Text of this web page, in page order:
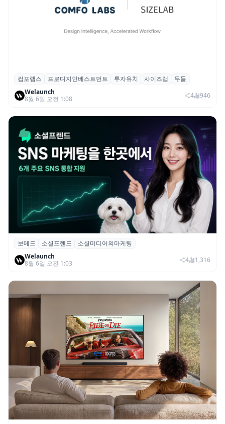
컴포랩스, 프로디지인베스트먼트로부터 시
드 투자 유치
컴포랩스 프로디지인베스트먼트 투자유치 사이즈랩
두들
Welaunch
8월 6일 오전 1:08
4 946
보메드 ‘소셜프렌드’, 유튜브·인스타 등 6개
SNS 마케팅 통합 지원
보메드 소셜프렌드
소셜미디어의마케팅
Welaunch
8월 6일 오전 1:03
4 1,316